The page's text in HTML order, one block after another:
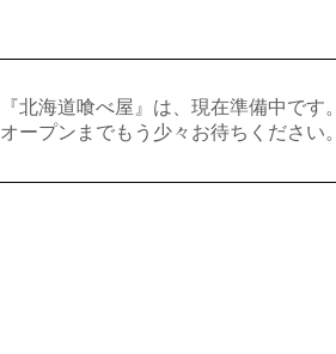
『北海道喰べ屋』は、現在準備中です。
オープンまでもう少々お待ちください。